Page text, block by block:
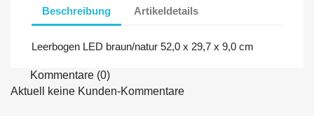
Beschreibung Artikeldetails
Leerbogen LED braun/natur 52,0 x 29,7 x 9,0 cm
Kommentare (0)
Aktuell keine Kunden-Kommentare